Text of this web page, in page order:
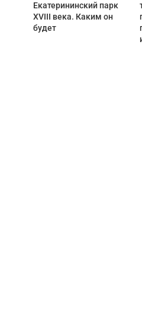
Екатерининский парк
XVIII века. Каким он
будет